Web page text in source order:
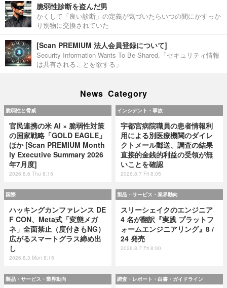
脆弱性診断を盗んだ男
かくして「良い診断」の定義が気づいたらいつの間にかすっか
り別物に交換されていた
[Scan PREMIUM 法人会員登録について]
Security Information Wants To Be Shared.「セキュリティ情報
は共有されることを欲する」
News Category
脆弱性と脅威
官民連携の米 AI × 脆弱性対策
の国家戦略「GOLD EAGLE」
ほか [Scan PREMIUM Month
ly Executive Summary 2026
年7月度]
2026.8.6 Thu 8:15
インシデント・事故
宇都宮病院職員の患者情報利
用による別医療機関のダイレ
クトメール郵送、調査の結果
直接的金銭的利益の受領が無
いことを確認
2026.8.7 Fri 8:05
国際
ハッキングカンファレンス DE
F CON、Meta式「変態メガ
ネ」全面禁止（度付きもNG）
広がるスマートグラス締め出
し
2026.8.3 Mon 8:15
製品・サービス・業界動向
スリーシェイクのエンジニア
4 名が翻訳『実践 プラットフ
ォームエンジニアリング』8 /
24 発売
2026.8.7 Fri 8:00
製品・サービス・業界動向 調査・レポート・白書・ガイドライン